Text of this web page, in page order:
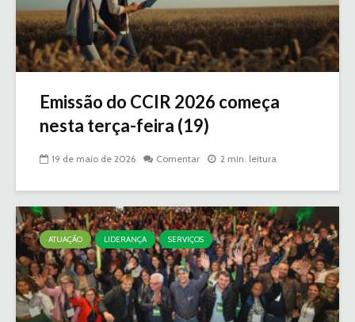
Emissão do CCIR 2026 começa
nesta terça-feira (19)
19 de maio de 2026 Comentar 2 min. leitura
ATUAÇÃO LIDERANÇA SERVIÇOS